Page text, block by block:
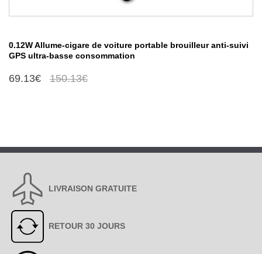
0.12W Allume-cigare de voiture portable brouilleur anti-suivi
GPS ultra-basse consommation
69.13€ 150.13€
LIVRAISON GRATUITE
RETOUR 30 JOURS